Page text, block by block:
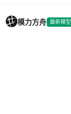
模力方舟 最新模型